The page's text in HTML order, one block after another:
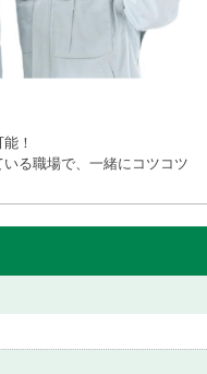
！
る職場で、一緒にコツコツ